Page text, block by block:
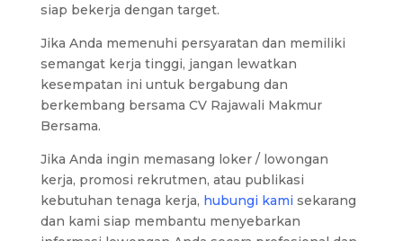
siap bekerja dengan target.
Jika Anda memenuhi persyaratan dan memiliki
semangat kerja tinggi, jangan lewatkan
kesempatan ini untuk bergabung dan
berkembang bersama CV Rajawali Makmur
Bersama.
Jika Anda ingin memasang loker / lowongan
kerja, promosi rekrutmen, atau publikasi
kebutuhan tenaga kerja, hubungi kami sekarang
dan kami siap membantu menyebarkan